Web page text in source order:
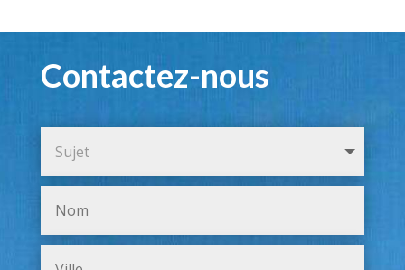
Contactez-nous